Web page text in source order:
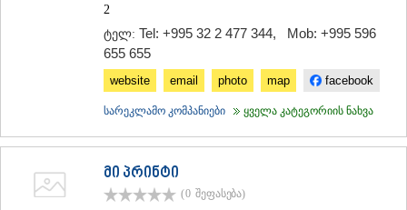
2
ტელ: Tel: +995 32 2 477 344,
Mob: +995 596
655 655
website email photo map facebook
სარეკლამო კომპანიები ყველა კატეგორიის ნახვა
მი პრინტი
(0 შეფასება)